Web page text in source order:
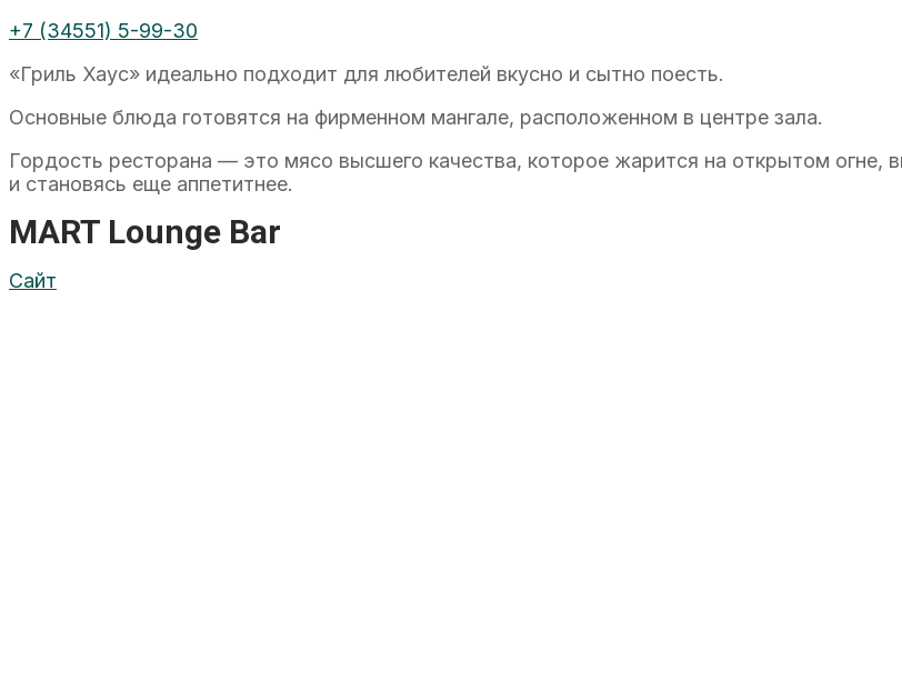
+7 (34551) 5-99-30
«Гриль Хаус» идеально подходит для любителей вкусно и сытно поесть.
Основные блюда готовятся на фирменном мангале, расположенном в центре зала.
Гордость ресторана — это мясо высшего качества, которое жарится на открытом огне,
и становясь еще аппетитнее.
MART Lounge Bar
Сайт